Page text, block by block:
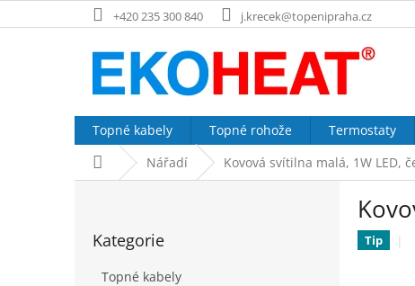
na
+420 235 300 840 j.krecek@topenipraha.cz
Topné kabely Topné rohože Termostaty
Domů Nářadí Kovová svítilna malá, 1W LED,
kategorie
Kategorie
Topné kabely
Tip